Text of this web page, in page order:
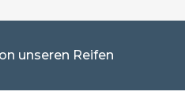
unseren Reifen